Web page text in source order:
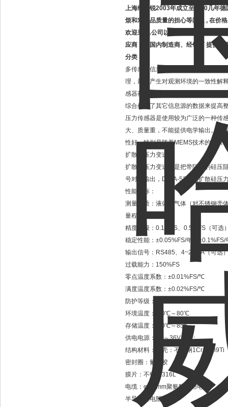
上海维特锐2003年成立至今10几年
烦和对产品质量的担心等问题 , 在价
欢迎采购.公司以自动化产品的分销、
应商，为国内制造商、经销商 提供全
分类：
多传感器信息融合技术的基本原理就
理，最终产生对观测环境的一致性解
感器获得的分离观测信息，通过对信
综合处理了其它信息源的数据来提高
压力传感器是使用较为广泛的一种传
大、质量重，不能提供电学输出。随
性好。特别是随着MEMS技术的发展
扩散硅压力变送器
扩散硅压力变送器是把带隔离的硅压
号对外输出，DATA-52系列扩散硅压
性能指标：
测量介质：液体或气体（对不锈钢壳
量程：0-10MPa
精度等级：0.1%FS、0.5%FS（可选
稳定性能：±0.05%FS/年；±0.1%FS/
输出信号：RS485、4~20mA（可选
过载能力：150%FS
零点温度系数：±0.01%FS/℃
满度温度系数：±0.02%FS/℃
防护等级：IP68
环境温度：-10℃～80℃
存储温度：-40℃～85℃
供电电源：9V～36V DC；
结构材料：外壳：不锈钢1Cr18Ni9Ti
密封圈：氟橡胶
膜片：不锈钢316L
电缆：φ7.2mm聚氨酯专用电缆
半导体压电阻型